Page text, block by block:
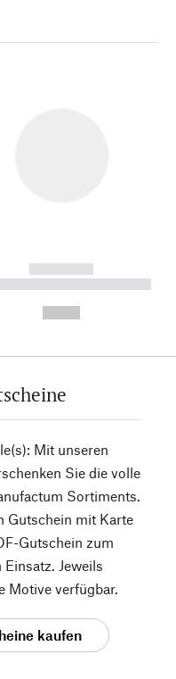
------------
----------- ----------
Mit unseren
Sie die volle
Sortiments.
Gutschein mit Karte
Gutschein zum
Jeweils
Motive verfügbar.
kaufen